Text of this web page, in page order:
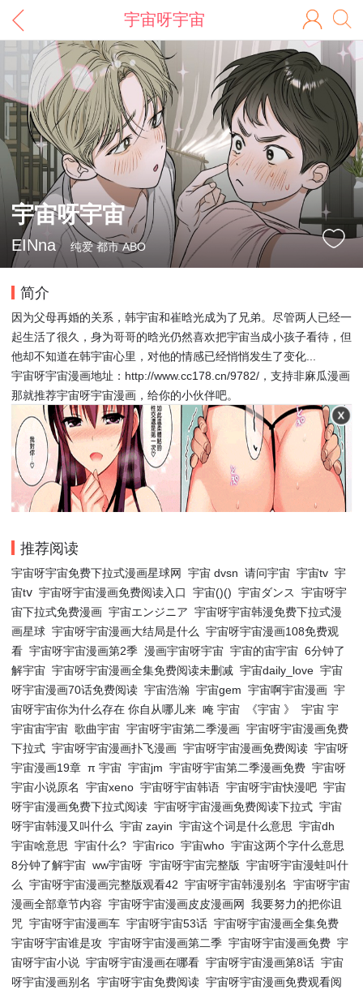
宇宙呀宇宙
宇宙呀宇宙
EINna 纯爱 都市 ABO
简介
因为父母再婚的关系，韩宇宙和崔晗光成为了兄弟。尽管两人已经一
起生活了很久，身为哥哥的晗光仍然喜欢把宇宙当成小孩子看待，但
他却不知道在韩宇宙心里，对他的情感已经悄悄发生了变化...
宇宙呀宇宙漫画地址：http://www.cc178.cn/9782/，支持非麻瓜漫画
那就推荐宇宙呀宇宙漫画，给你的小伙伴吧。
推荐阅读
宇宙呀宇宙免费下拉式漫画星球网 宇宙 dvsn 请问宇宙 宇宙tv 宇
宙tⅴ 宇宙呀宇宙漫画免费阅读入口 宇宙()() 宇宙ダンス
宇宙呀宇
宙下拉式免费漫画 宇宙エンジニア 宇宙呀宇宙韩漫免费下拉式漫
画星球 宇宙呀宇宙漫画大结局是什么
宇宙呀宇宙漫画108免费观
看 宇宙呀宇宙漫画第2季 漫画宇宙呀宇宙 宇宙的宙宇宙 6分钟了
解宇宙 宇宙呀宇宙漫画全集免费阅读未删减 宇宙daily_love 宇宙
呀宇宙漫画70话免费阅读 宇宙浩瀚 宇宙gem 宇宙啊宇宙漫画 宇
宙呀宇宙你为什么存在 你自从哪儿来 唵 宇宙 《宇宙 》
宇宙 宇
宇宙宙宇宙 歌曲宇宙 宇宙呀宇宙第二季漫画 宇宙呀宇宙漫画免费
下拉式 宇宙呀宇宙漫画扑飞漫画 宇宙呀宇宙漫画免费阅读 宇宙呀
宇宙漫画19章 π 宇宙 宇宙jm 宇宙呀宇宙第二季漫画免费 宇宙呀
宇宙小说原名
宇宙xeno 宇宙呀宇宙韩语 宇宙呀宇宙快漫吧 宇宙
呀宇宙漫画免费下拉式阅读 宇宙呀宇宙漫画免费阅读下拉式 宇宙
呀宇宙韩漫又叫什么
宇宙 zayin 宇宙这个词是什么意思 宇宙dh
宇宙啥意思 宇宙什么? 宇宙rico 宇宙who 宇宙这两个字什么意思
8分钟了解宇宙 ww宇宙呀 宇宙呀宇宙完整版 宇宙呀宇宙漫蛙叫什
么
宇宙呀宇宙漫画完整版观看42 宇宙呀宇宙韩漫别名
宇宙呀宇宙
漫画全部章节内容 宇宙呀宇宙漫画皮皮漫画网
我要努力的把你诅
咒 宇宙呀宇宙漫画车 宇宙呀宇宙53话 宇宙呀宇宙漫画全集免费
宇宙呀宇宙谁是攻 宇宙呀宇宙漫画第二季 宇宙呀宇宙漫画免费 宇
宙呀宇宙小说 宇宙呀宇宙漫画在哪看 宇宙呀宇宙漫画第8话 宇宙
呀宇宙漫画别名
宇宙呀宇宙免费阅读 宇宙呀宇宙漫画免费观看阅